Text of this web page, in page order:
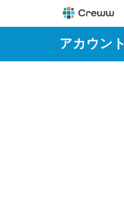
アカウン